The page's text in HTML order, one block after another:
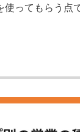
ってもらう点